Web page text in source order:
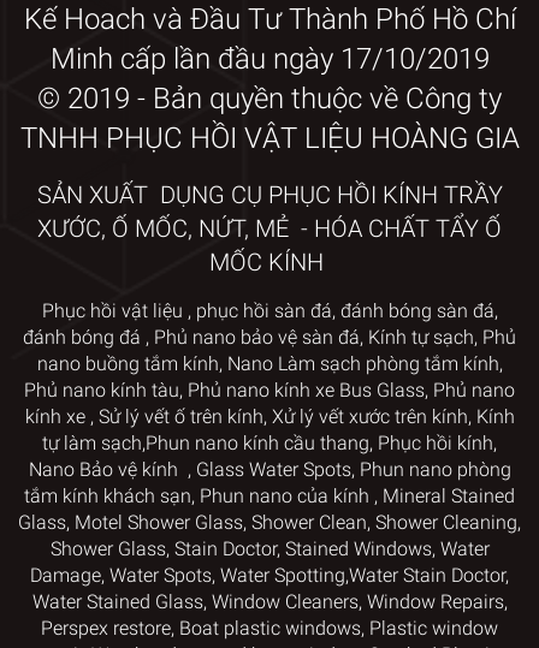
Kế Hoach và Đầu Tư Thành Phố Hồ Chí
Minh cấp lần đầu ngày 17/10/2019
© 2019 - Bản quyền thuộc về Công ty
TNHH PHỤC HỒI VẬT LIỆU HOÀNG GIA
SẢN XUẤT DỤNG CỤ PHỤC HỒI KÍNH TRẦY
XƯỚC, Ố MỐC, NỨT, MẺ - HÓA CHẤT TẨY Ố
MỐC KÍNH
Phục hồi vật liệu , phục hồi sàn đá, đánh bóng sàn đá,
đánh bóng đá , Phủ nano bảo vệ sàn đá, Kính tự sạch, Phủ
nano buồng tắm kính, Nano Làm sạch phòng tắm kính,
Phủ nano kính tàu, Phủ nano kính xe Bus Glass, Phủ nano
kính xe, Sử lý vết ố trên kính, Xử lý vết xước trên kính, Kính
tự làm sạch,Phun nano kính cầu thang, Phục hồi kính,
Nano Bảo vệ kính , Glass Water Spots, Phun nano phòng
tắm kính khách sạn, Phun nano của kính , Mineral Stained
Glass, Motel Shower Glass, Shower Clean, Shower Cleaning,
Shower Glass, Stain Doctor, Stained Windows, Water
Damage, Water Spots, Water Spotting,Water Stain Doctor,
Water Stained Glass, Window Cleaners, Window Repairs,
Perspex restore, Boat plastic windows, Plastic window